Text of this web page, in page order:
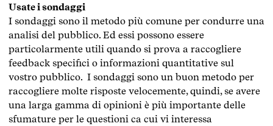
Usate i sondaggi
I sondaggi sono il metodo più comune per condurre una
analisi del pubblico. Ed essi possono essere
particolarmente utili quando si prova a raccogliere
feedback specifici o informazioni quantitative sul
vostro pubblico. I sondaggi sono un buon metodo per
raccogliere molte risposte velocemente, quindi, se avere
una larga gamma di opinioni è più importante delle
sfumature per le questioni ca cui vi interessa